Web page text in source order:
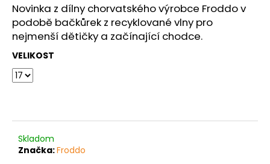
Novinka z dílny chorvatského výrobce Froddo v
podobě bačkůrek z recyklované vlny pro
nejmenší dětičky a začínající chodce.
VELIKOST
Skladom
Značka:Froddo
HLEDAT
p
o